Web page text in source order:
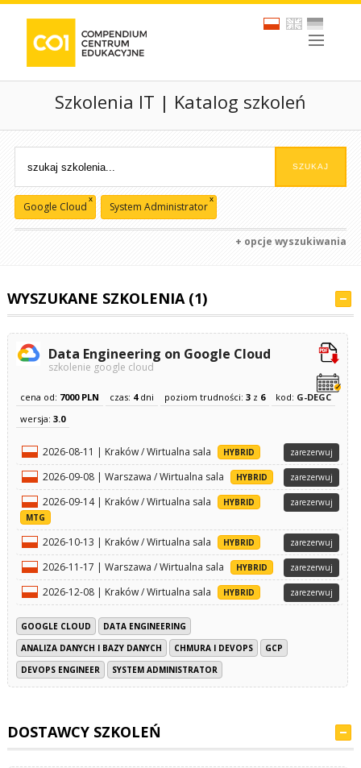
Szkolenia IT | Katalog szkoleń
Google Cloud
x
System Administrator
x
+ opcje wyszukiwania
WYSZUKANE SZKOLENIA (1)
Data Engineering on Google Cloud
szkolenie google cloud
cena od: 7000 PLN czas: 4dni poziom trudności: 3z 6 kod: G-DEGC
wersja: 3.0
2026-08-11 | Kraków / Wirtualna sala HYBRID zarezerwuj
2026-09-08 | Warszawa / Wirtualna sala HYBRID zarezerwuj
2026-09-14 | Kraków / Wirtualna sala
HYBRID
MTG
zarezerwuj
2026-10-13 | Kraków / Wirtualna sala HYBRID zarezerwuj
2026-11-17 | Warszawa / Wirtualna sala HYBRID zarezerwuj
2026-12-08 | Kraków / Wirtualna sala HYBRID zarezerwuj
GOOGLE CLOUD
DATA ENGINEERING
ANALIZA DANYCH I BAZY DANYCH
CHMURA I DEVOPS
GCP
DEVOPS ENGINEER
SYSTEM ADMINISTRATOR
DOSTAWCY SZKOLEŃ